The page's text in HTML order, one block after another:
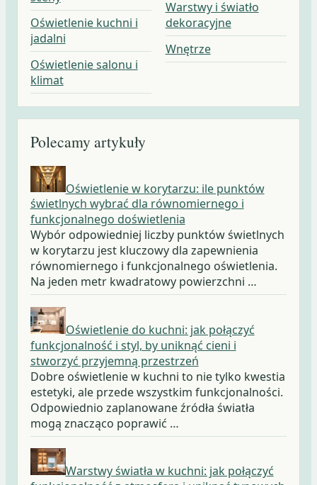
Oświetlenie kuchni i
jadalni
Oświetlenie salonu i
klimat
Warstwy i światło
dekoracyjne
Wnętrze
Polecamy artykuły
Oświetlenie w korytarzu: ile punktów
świetlnych wybrać dla równomiernego i
funkcjonalnego doświetlenia
Wybór odpowiedniej liczby punktów świetlnych
w korytarzu jest kluczowy dla zapewnienia
równomiernego i funkcjonalnego oświetlenia.
Na jeden metr kwadratowy powierzchni …
Oświetlenie do kuchni: jak połączyć
funkcjonalność i styl, by uniknąć cieni i
stworzyć przyjemną przestrzeń
Dobre oświetlenie w kuchni to nie tylko kwestia
estetyki, ale przede wszystkim funkcjonalności.
Odpowiednio zaplanowane źródła światła
mogą znacząco poprawić …
Warstwy światła w kuchni: jak połączyć